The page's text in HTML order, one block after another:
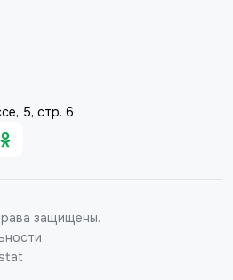
5, стр. 6
защищены.